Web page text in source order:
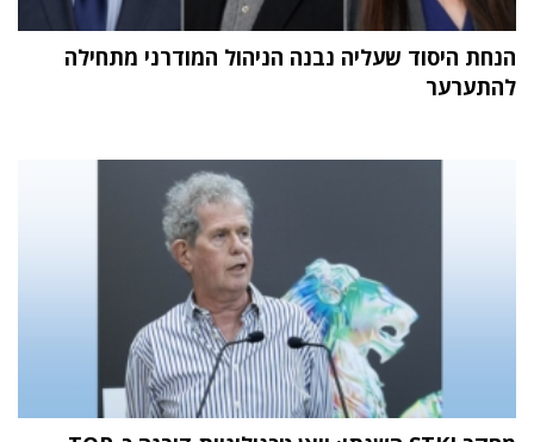
הנחת היסוד שעליה נבנה הניהול המודרני מתחילה
להתערער